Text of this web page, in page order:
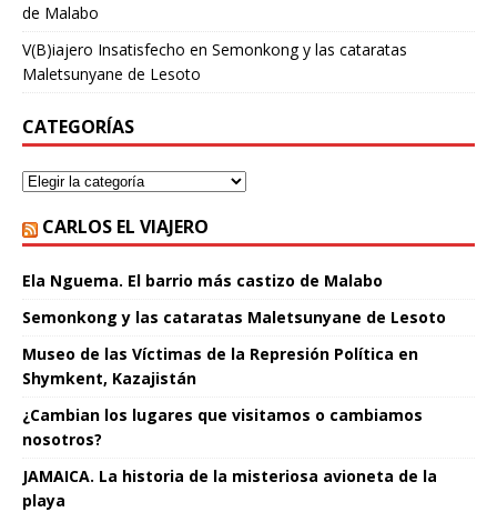
de Malabo
V(B)iajero Insatisfecho en Semonkong y las cataratas
Maletsunyane de Lesoto
CATEGORÍAS
CARLOS EL VIAJERO
Ela Nguema. El barrio más castizo de Malabo
Semonkong y las cataratas Maletsunyane de Lesoto
Museo de las Víctimas de la Represión Política en
Shymkent, Kazajistán
¿Cambian los lugares que visitamos o cambiamos
nosotros?
JAMAICA. La historia de la misteriosa avioneta de la
playa